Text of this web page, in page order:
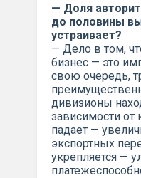
— Доля
до половины
устраивает?
— Дело в том,
бизнес — это
свою очередь,
дивизионы
зависимости от
падает —
экспортных
укрепляется —